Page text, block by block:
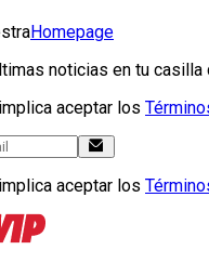
Homepage
noticias en tu casilla
aceptar los
aceptar los